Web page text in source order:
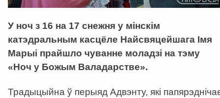
У ноч з 16 на 17 снежня у мінскім
катэдральным касцёле Найсвяцейшага Імя
Марыі прайшло чуванне моладзі на тэму
«Ноч у Божым Валадарстве».
Традыцыйна ў перыяд Адвэнту, які